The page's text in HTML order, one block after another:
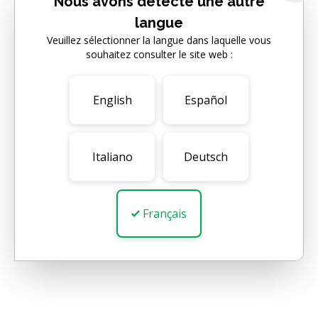
langue
Veuillez sélectionner la langue dans laquelle vous
souhaitez consulter le site web :
English Español
Italiano Deutsch
Français